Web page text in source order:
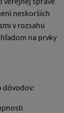
neskorších
v rozsahu
na prvky
dôvodov: